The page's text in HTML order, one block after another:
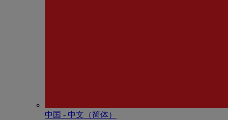
中国 - 中⽂（简体）